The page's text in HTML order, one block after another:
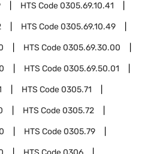
HTS Code0305.69.10.41
HTS Code0305.69.10.49
HTS Code0305.69.30.00
HTS Code0305.69.50.01
HTS Code0305.71
HTS Code0305.72
HTS Code0305.79